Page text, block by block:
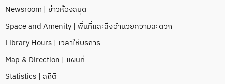
Newsroom | ข่าวห้องสมุด
Space and Amenity | พื้นที่และสิ่งอำนวยความสะดวก
Library Hours | เวลาให้บริการ
Map & Direction | แผนที่
Statistics | สถิติ